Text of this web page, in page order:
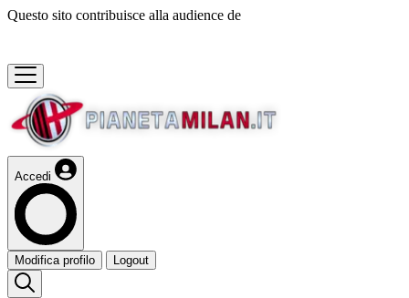
Questo sito contribuisce alla audience de
Accedi
Modifica profilo Logout